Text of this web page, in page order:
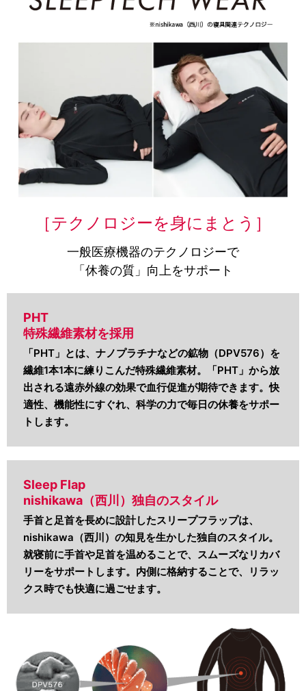
［テクノロジーを身にまとう］
一般医療機器のテクノロジーで
「休養の質」向上をサポート
PHT
特殊繊維素材を採用
「PHT」とは、ナノプラチナなどの鉱物（DPV576）を
繊維1本1本に練りこんだ特殊繊維素材。「PHT」から放
出される遠赤外線の効果で血行促進が期待できます。快
適性、機能性にすぐれ、科学の力で毎日の休養をサポー
トします。
Sleep Flap
nishikawa（西川）独自のスタイル
手首と足首を長めに設計したスリープフラップは、
nishikawa（西川）の知見を生かした独自のスタイル。
就寝前に手首や足首を温めることで、スムーズなリカバ
リーをサポートします。内側に格納することで、リラッ
クス時でも快適に過ごせます。